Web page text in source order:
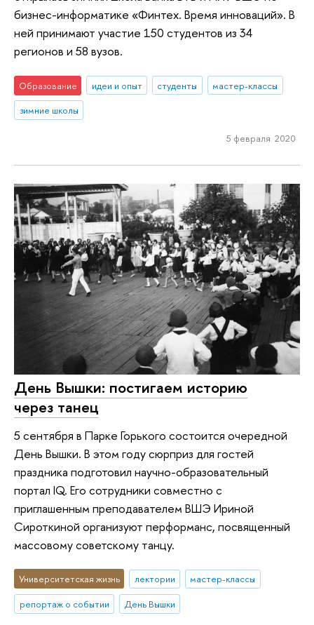
бизнес-информатике «Финтех. Время инноваций». В
ней принимают участие 150 студентов из 34
регионов и 58 вузов.
Образование идеи и опыт студенты
мастер-классы
зимние школы
5 февраля 2020
День Вышки: постигаем историю
через танец
5 сентября в Парке Горького состоится очередной
День Вышки. В этом году сюрприз для гостей
праздника подготовил научно-образовательный
портал IQ. Его сотрудники совместно с
приглашенным преподавателем ВШЭ Ириной
Сироткиной организуют перформанс, посвященный
массовому советскому танцу.
Университетская жизнь лектории
мастер-классы
репортаж о событии
День Вышки